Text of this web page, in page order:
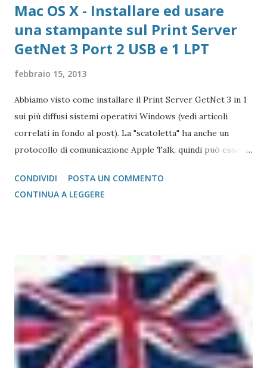
Mac OS X - Installare ed usare
una stampante sul Print Server
GetNet 3 Port 2 USB e 1 LPT
febbraio 15, 2013
Abbiamo visto come installare il Print Server GetNet 3 in 1
sui più diffusi sistemi operativi Windows (vedi articoli
correlati in fondo al post). La "scatoletta" ha anche un
protocollo di comunicazione Apple Talk, quindi può essere
gestione post script integrata (quasi tutte le stampanti
salvo quelle del gruppo Ricoh che hanno bisogno di un
non è necessario scegliere tra moltissimi modelli, ma si
gestisce in modo più semplice. Purtroppo sul Mac non è
possibile (allo stato attuale) collegare print server di tipo
TP-Link, ovvero replicatori di porta USB su Lan, in quanto
non esiste un driver adatto. Detto questo, consideriamo la
stampante che vogliamo collegare al Mac. Il caso che
CONDIVIDI
POSTA UN COMMENTO
CONTINUA A LEGGERE